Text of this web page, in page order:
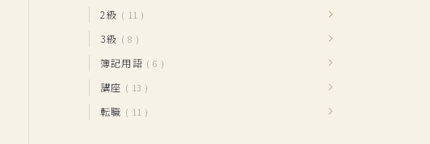
2級 11
3級 8
簿記用語 6
講座 13
転職 11